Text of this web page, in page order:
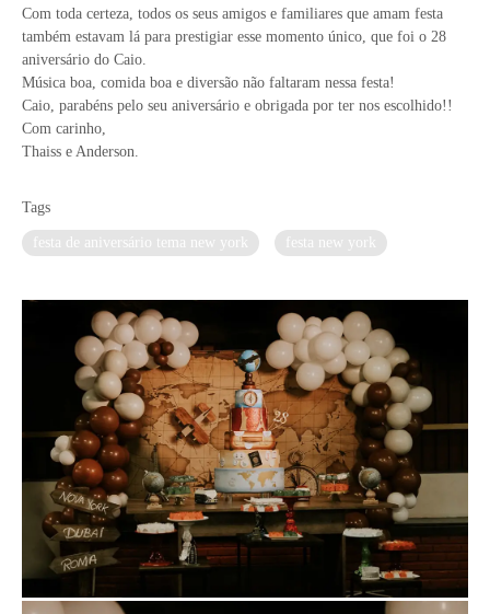
Com toda certeza, todos os seus amigos e familiares que amam festa
também estavam lá para prestigiar esse momento único, que foi o 28
aniversário do Caio.
Música boa, comida boa e diversão não faltaram nessa festa!
Caio, parabéns pelo seu aniversário e obrigada por ter nos escolhido!!
Com carinho,
Thaiss e Anderson.
Tags
festa de aniversário tema new york festa new york